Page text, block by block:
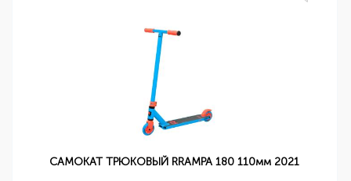
САМОКАТ ТРЮКОВЫЙ RRAMPA 180 110мм 2021